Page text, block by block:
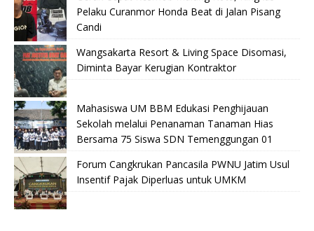
Pelaku Curanmor Honda Beat di Jalan Pisang
Candi
Wangsakarta Resort & Living Space Disomasi,
Diminta Bayar Kerugian Kontraktor
Mahasiswa UM BBM Edukasi Penghijauan
Sekolah melalui Penanaman Tanaman Hias
Bersama 75 Siswa SDN Temenggungan 01
Forum Cangkrukan Pancasila PWNU Jatim Usul
Insentif Pajak Diperluas untuk UMKM